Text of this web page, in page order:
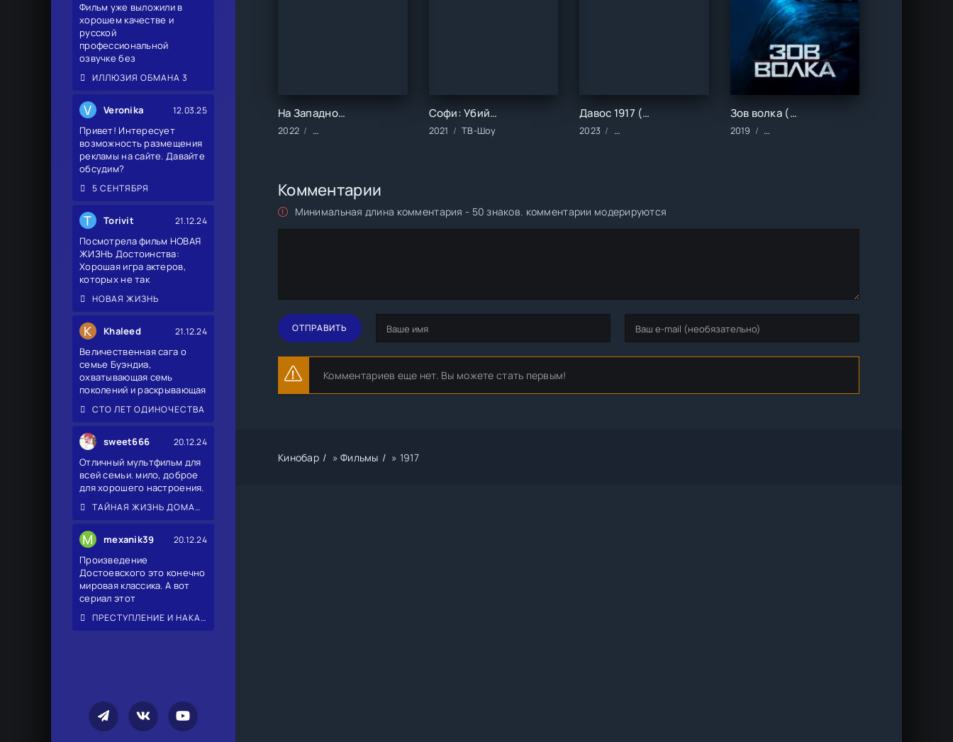
Фильм уже выложили в
хорошем качестве и
русской
профессиональной
озвучке без
ИЛЛЮЗИЯ ОБМАНА 3
V Veronika 12.03.25
Привет! Интересует
возможность размещения
рекламы на сайте. Давайте
обсудим?
5 СЕНТЯБРЯ
T Torivit 21.12.24
Посмотрела фильм НОВАЯ
ЖИЗНЬ Достоинства:
Хорошая игра актеров,
которых не так
НОВАЯ ЖИЗНЬ
K Khaleed 21.12.24
Величественная сага о
семье Буэндиа,
охватывающая семь
поколений и раскрывающая
СТО ЛЕТ ОДИНОЧЕСТВА
sweet666 20.12.24
Отличный мультфильм для
всей семьи. мило, доброе
для хорошего настроения.
ТАЙНАЯ ЖИЗНЬ ДОМАШНИХ ЖИВОТНЫХ 2
M mexanik39 20.12.24
Произведение
Достоевского это конечно
мировая классика. А вот
сериал этот
ПРЕСТУПЛЕНИЕ И НАКАЗАНИЕ
На Западном фронте без перемен (2022)
2022 Фильмы/2022 год/Зарубежные/Боевик/Военные/Драма/Исторические
Софи: Убийство в Западном Корке (2021)
2021 ТВ-Шоу
Давос 1917 (2023)
2023 Сериалы/2023 год/Зарубежные/Военные/Драма/Триллер
Зов волка (2019)
2019 Фильмы/2019 год/Зарубежные/Боевик/
Комментарии
Минимальная длина комментария - 50 знаков. комментарии модерируются
ОТПРАВИТЬ
Комментариев еще нет. Вы можете стать первым!
Кинобар »Фильмы » 1917